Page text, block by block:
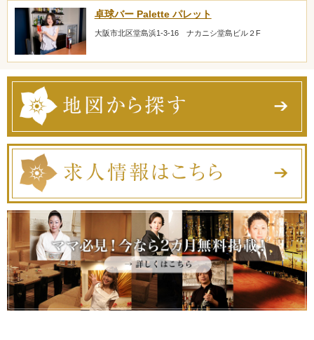
卓球バー Palette パレット
大阪市北区堂島浜1-3-16 ナカニシ堂島ビル２F